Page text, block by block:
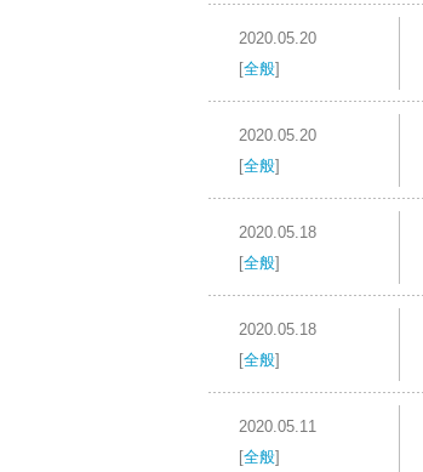
2020.05.20
[全般]
2020.05.20
[全般]
2020.05.18
[全般]
2020.05.18
[全般]
2020.05.11
[全般]